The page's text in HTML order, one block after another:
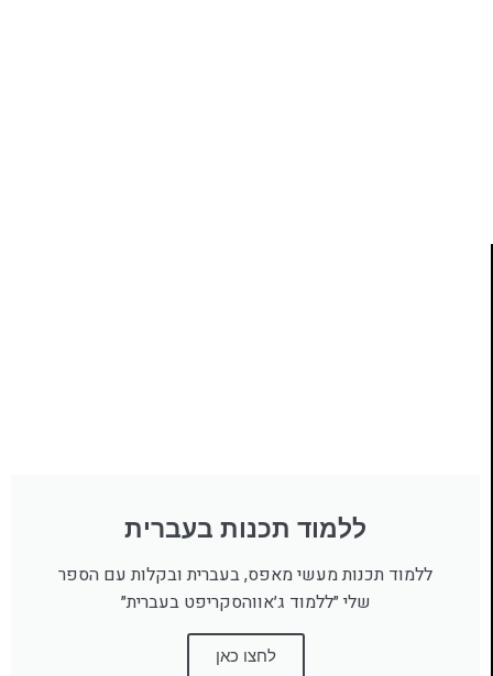
ללמוד תכנות בעברית
ללמוד תכנות מעשי מאפס, בעברית ובקלות עם הספר
שלי ״ללמוד ג׳אווהסקריפט בעברית״
לחצו כאן